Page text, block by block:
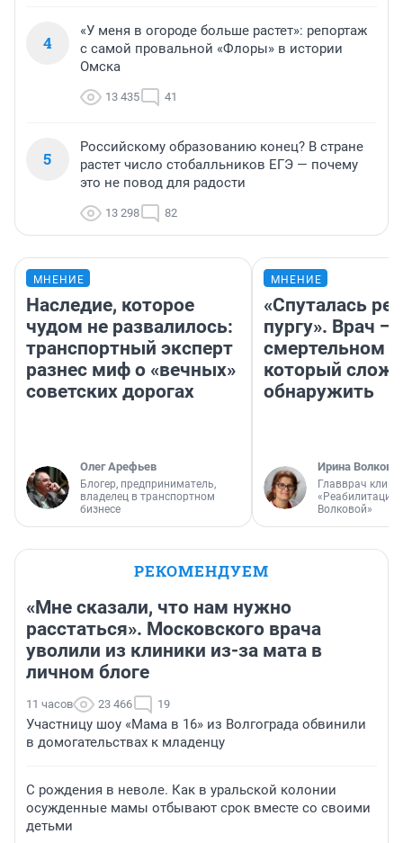
4
«У меня в огороде больше растет»: репортаж
с самой провальной «Флоры» в истории
Омска
13 435 41
5
Российскому образованию конец? В стране
растет число стобалльников ЕГЭ — почему
это не повод для радости
13 298 82
МНЕНИЕ
Наследие, которое
чудом не развалилось:
транспортный эксперт
разнес миф о «вечных»
советских дорогах
Олег Арефьев
Блогер, предприниматель,
владелец в транспортном
бизнесе
МНЕНИЕ
«Спуталась
пургу». Врач —
смертельном
который
обнаружить
Ирина Волкова
Главврач
«Реабилитация
Волковой»
РЕКОМЕНДУЕМ
«Мне сказали, что нам нужно
расстаться». Московского врача
уволили из клиники из-за мата в
личном блоге
11 часов 23 466 19
Участницу шоу «Мама в 16» из Волгограда обвинили
в домогательствах к младенцу
С рождения в неволе. Как в уральской колонии
осужденные мамы отбывают срок вместе со своими
детьми